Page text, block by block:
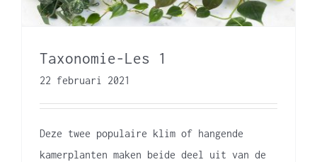
Taxonomie-Les 1
22 februari 2021
Deze twee populaire klim of hangende
kamerplanten maken beide deel uit van de